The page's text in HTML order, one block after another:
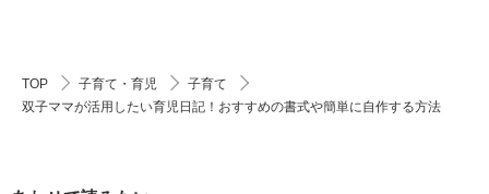
TOP 子育て・育児
子育て
双子ママが活用したい育児日記！おすすめの書式や簡単に自作する方法